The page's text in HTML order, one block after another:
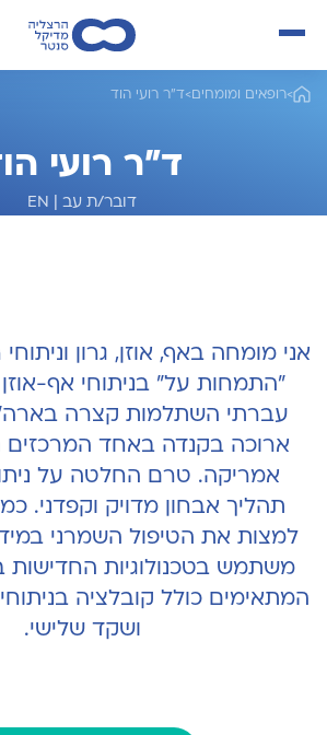
>רופאים ומומחים>ד"ר רועי הוד
ד"ר רועי
דובר/ת עב |
EN
אני מומחה באף, אוזן, גרון
"התמחות על" בניתוחי אף-אוזן
עברתי השתלמות קצרה
ארוכה בקנדה באחד המרכזים
אמריקה. טרם החלטה על
תהליך אבחון מדויק וקפדני.
למצות את הטיפול השמרני
משתמש בטכנולוגיות החדישות
המתאימים כולל קובלציה
ושקד שלישי.